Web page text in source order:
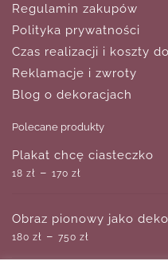
Regulamin zakupów
Polityka prywatności
Czas realizacji i koszty
Reklamacje i zwroty
Blog o dekoracjach
Polecane produkty
Plakat chcę ciasteczko
18 zł – 170 zł
Obraz pionowy jako
180 zł – 750 zł